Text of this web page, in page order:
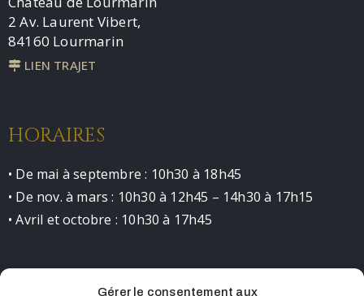
Gérer le consentement aux
2 Av. Laurent Vibert,
84160 Lourmarin
LIEN TRAJET
HORAIRES
• De mai à septembre : 10h30 à 18h45
• De nov. à mars : 10h30 à 12h45 – 14h30 à 17h15
• Avril et octobre : 10h30 à 17h45